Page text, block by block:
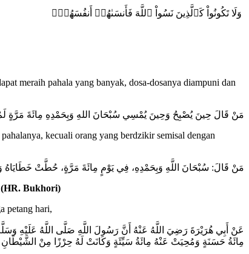
meraih pahala yang banyak, dosa-dosanya diampuni dan
مَنْ قَالَ حِينَ يُصْبِحُ وَحِينَ يُمْسِي سُبْحَانَ اللهِ ‌وَبِحَمْدِهِ ‌مِائَةَ ‌مَرَّةٍ لَمْ
kecuali orang yang berdzikir semisal dengan
مَنْ قَالَ: سُبْحَانَ اللَّهِ وَبِحَمْدِهِ، فِي يَوْمٍ مِائَةَ مَرَّةٍ، حُطَّتْ خَطَايَاهُ
(HR. Bukhori)
petang hari,
عَنْ أَبِي هُرَيْرَةَ رَضِيَ اللَّهُ عَنْهُ أَنَّ رَسُولَ اللَّهِ صَلَّى اللَّهُ عَلَيْهِ
مِائَةُ حَسَنَةٍ وَمُحِيَتْ عَنْهُ مِائَةُ سَيِّئَةٍ وَكَانَتْ لَهُ حِرْزًا مِنْ